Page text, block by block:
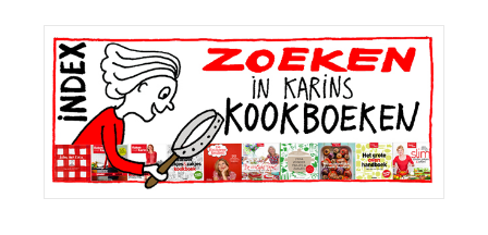
Primaire
Sidebar